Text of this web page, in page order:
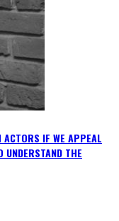
IF WE APPEAL
THE